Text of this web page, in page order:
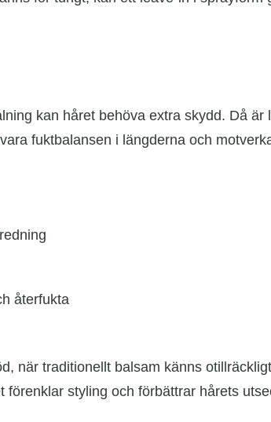
kan håret behöva extra skydd. Då
fuktbalansen i längderna och
återfukta
när traditionellt balsam känns
styling och förbättrar hårets